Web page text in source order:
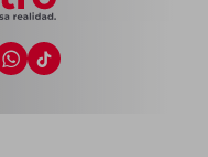
 